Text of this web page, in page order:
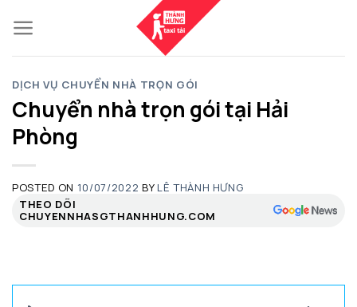
to
content
DỊCH VỤ CHUYỂN NHÀ TRỌN GÓI
Chuyển nhà trọn gói tại Hải
Phòng
POSTED ON 10/07/2022 BY LÊ THÀNH HƯNG
THEO DÕI
CHUYENNHASGTHANHHUNG.COM